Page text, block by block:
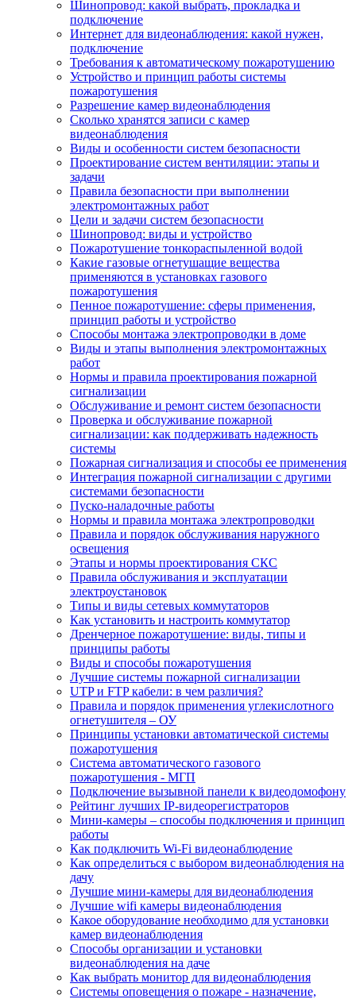
Шинопровод: какой выбрать, прокладка и
подключение
Интернет для видеонаблюдения: какой нужен,
подключение
Требования к автоматическому пожаротушению
Устройство и принцип работы системы
пожаротушения
Разрешение камер видеонаблюдения
Сколько хранятся записи с камер
видеонаблюдения
Виды и особенности систем безопасности
Проектирование систем вентиляции: этапы и
задачи
Правила безопасности при выполнении
электромонтажных работ
Цели и задачи систем безопасности
Шинопровод: виды и устройство
Пожаротушение тонкораспыленной водой
Какие газовые огнетушащие вещества
применяются в установках газового
пожаротушения
Пенное пожаротушение: сферы применения,
принцип работы и устройство
Способы монтажа электропроводки в доме
Виды и этапы выполнения электромонтажных
работ
Нормы и правила проектирования пожарной
сигнализации
Обслуживание и ремонт систем безопасности
Проверка и обслуживание пожарной
сигнализации: как поддерживать надежность
системы
Пожарная сигнализация и способы ее применения
Интеграция пожарной сигнализации с другими
системами безопасности
Пуско-наладочные работы
Нормы и правила монтажа электропроводки
Правила и порядок обслуживания наружного
освещения
Этапы и нормы проектирования СКС
Правила обслуживания и эксплуатации
электроустановок
Типы и виды сетевых коммутаторов
Как установить и настроить коммутатор
Дренчерное пожаротушение: виды, типы и
принципы работы
Виды и способы пожаротушения
Лучшие системы пожарной сигнализации
UTP и FTP кабели: в чем различия?
Правила и порядок применения углекислотного
огнетушителя – ОУ
Принципы установки автоматической системы
пожаротушения
Система автоматического газового
пожаротушения - МГП
Подключение вызывной панели к видеодомофону
Рейтинг лучших IP-видеорегистраторов
Мини-камеры – способы подключения и принцип
работы
Как подключить Wi-Fi видеонаблюдение
Как определиться с выбором видеонаблюдения на
дачу
Лучшие мини-камеры для видеонаблюдения
Лучшие wifi камеры видеонаблюдения
Какое оборудование необходимо для установки
камер видеонаблюдения
Способы организации и установки
видеонаблюдения на даче
Как выбрать монитор для видеонаблюдения
Системы оповещения о пожаре - назначение,